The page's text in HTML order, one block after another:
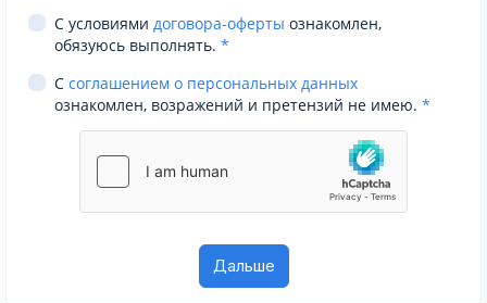
С условиями договора-оферты ознакомлен,
обязуюсь выполнять. *
С соглашением о персональных данных
ознакомлен, возражений и претензий не имею. *